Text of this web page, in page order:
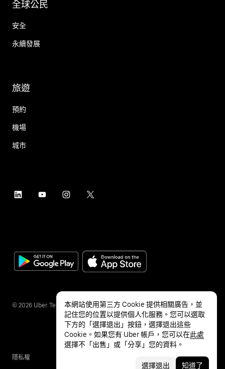
全球公民
安全
永續發展
旅遊
預約
機場
城市
© 2026 Uber Technologies Inc.
隱私權
本網站使用第三方 Cookie 提供相關廣告，並
記住您的位置以提供個人化服務。您可以選取
下方的「選擇退出」按鈕，選擇退出這些
Cookie。如果您有 Uber 帳戶，您可以在此處
選擇不「出售」或「分享」您的資料。
選擇退出 知道了